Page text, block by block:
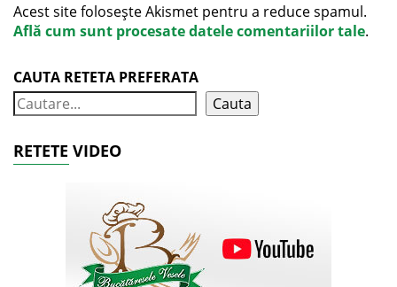
Acest site folosește Akismet pentru a reduce spamul.
Află cum sunt procesate datele comentariilor tale.
CAUTA RETETA PREFERATA
Cauta
RETETE VIDEO